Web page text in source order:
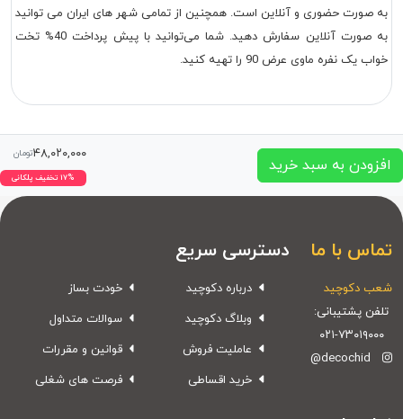
به صورت حضوری و آنلاین است. همچنین از تمامی شهر های ایران می توانید
به صورت آنلاین سفارش دهید. شما می‌‎توانید با پیش پرداخت 40% تخت
خواب یک نفره ماوی عرض 90 را تهیه کنید.
به سبد خرید
۴۸,۰۲۰,۰۰۰تومان
با ما
دکوچید
تلفن پشتیبانی:
۰۲۱-۷۳۰۱۹۰۰۰
@decochid
دسترسی سریع
درباره دکوچید
وبلاگ دکوچید
عاملیت فروش
خرید اقساطی
خودت بساز
سوالات متداول
قوانین و مقررات
فرصت های شغلی